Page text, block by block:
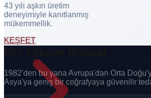
43 yılı aşkın üretim
deneyimiyle kanıtlanmış
mükemmellik.
KEŞFET
1982'den bu yana Avrupa'dan Orta
Asya'ya geniş bir coğrafyaya güvenilir